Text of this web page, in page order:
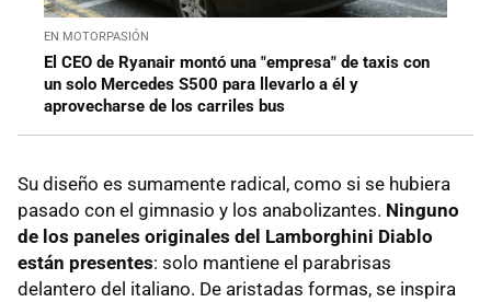
EN MOTORPASIÓN
El CEO de Ryanair montó una "empresa" de taxis con
un solo Mercedes S500 para llevarlo a él y
aprovecharse de los carriles bus
Su diseño es sumamente radical, como si se hubiera
pasado con el gimnasio y los anabolizantes. Ninguno
de los paneles originales del Lamborghini Diablo
están presentes: solo mantiene el parabrisas
delantero del italiano. De aristadas formas, se inspira